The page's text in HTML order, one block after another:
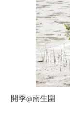
開季@南生圍